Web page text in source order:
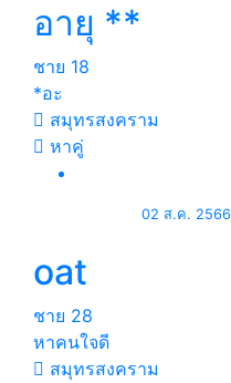
อายุ **
ชาย 18
*อะ
สมุทรสงคราม
หาคู่
02 ส.ค. 2566
oat
ชาย 28
หาคนใจดี
สมุทรสงคราม